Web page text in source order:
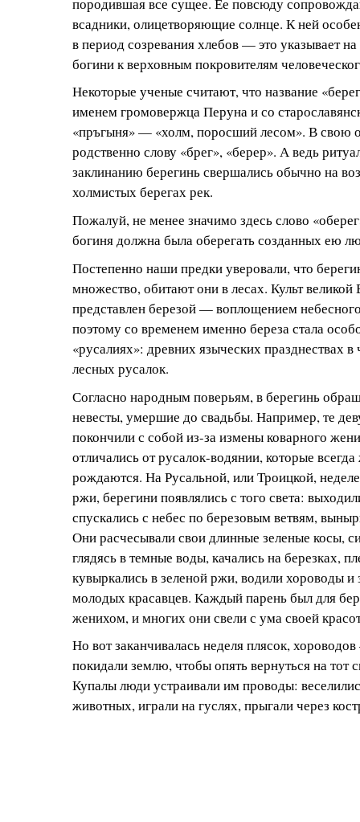
всадники, олицетворяющие солнце. К ней
в период созревания хлебов — это указывает
богини к верховным покровителям
Некоторые ученые считают, что название
именем громовержца Перуна и со
«пръгыня» — «холм, поросший лесом». В свою
родственно слову «брег», «берер». А ведь
заклинанию берегинь свершались обычно на
холмистых берегах рек.
Пожалуй, не менее значимо здесь слово
богиня должна была оберегать созданных ею
Постепенно наши предки уверовали, что
множество, обитают они в лесах. Культ великой
представлен березой — воплощением
поэтому со временем именно береза стала
«русалиях»: древних языческих празднествах
лесных русалок.
Согласно народным поверьям, в берегинь
невесты, умершие до свадьбы. Например, те
покончили с собой из-за измены коварного
отличались от русалок-водянии, которые
рождаются. На Русальной, или Троицкой,
ржи, берегини появлялись с того света:
спускались с небес по березовым ветвям,
Они расчесывали свои длинные зеленые косы,
глядясь в темные воды, качались на березках,
кувыркались в зеленой ржи, водили хороводы и
молодых красавцев. Каждый парень был для
женихом, и многих они свели с ума своей
Но вот заканчивалась неделя плясок,
покидали землю, чтобы опять вернуться на тот
Купалы люди устраивали им проводы:
животных, играли на гуслях, прыгали через